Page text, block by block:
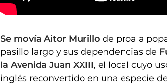
Se movía Aitor Murillo de proa a
pasillo largo y sus dependencias de
la Avenida Juan XXIII, el local cuyo
inglés reconvertido en una especie